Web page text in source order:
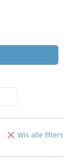
Wis alle filters